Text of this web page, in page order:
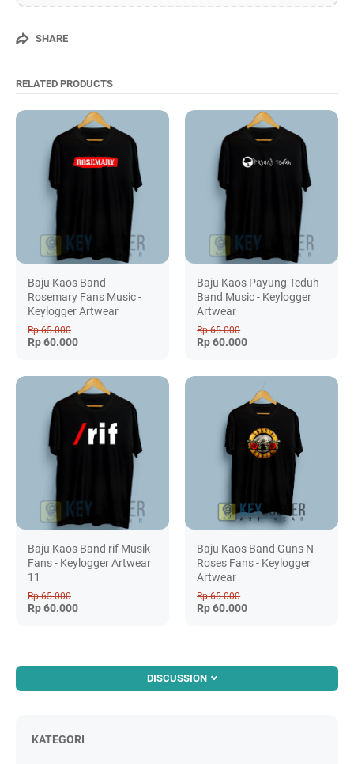
SHARE
RELATED PRODUCTS
Baju Kaos Band
Rosemary Fans Music -
Keylogger Artwear
Rp 65.000
Rp 60.000
Baju Kaos Payung Teduh
Band Music - Keylogger
Artwear
Rp 65.000
Rp 60.000
Baju Kaos Band rif Musik
Fans - Keylogger Artwear
11
Rp 65.000
Rp 60.000
Baju Kaos Band Guns N
Roses Fans - Keylogger
Artwear
Rp 65.000
Rp 60.000
DISCUSSION
KATEGORI